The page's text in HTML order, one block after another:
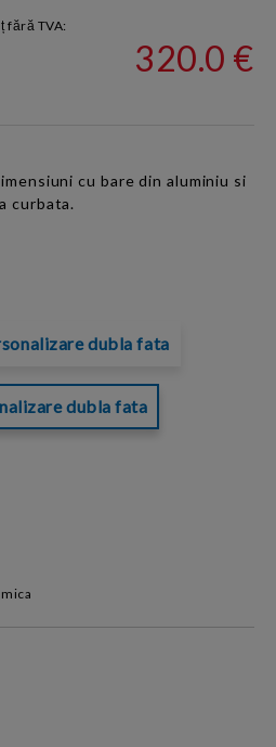
fără TVA:
320.0 €
cu bare din aluminiu si
curbata.
dubla fata
dubla fata